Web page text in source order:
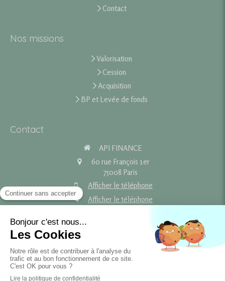
Contact
Nos missions
Valorisation
Cession
Acquisition
BP et Levée de fonds
Contact
API FINANCE
60 rue François 1er
75008 Paris
Afficher le téléphone
Afficher le téléphone
Plan du site
Mentions légales